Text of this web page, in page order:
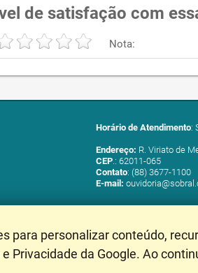
de satisfação com
Nota:
Horário de Atendimento:
Endereço: R. Viriato de
CEP.: 62011-065
Contato: (88) 3677-1100
E-mail:
para personalizar conteúdo,
Privacidade da Google. Ao